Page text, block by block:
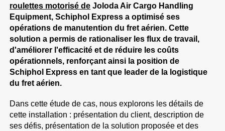
roulettes motorisé de Joloda Air Cargo Handling
Equipment, Schiphol Express a optimisé ses
opérations de manutention du fret aérien. Cette
solution a permis de rationaliser les flux de travail,
d'améliorer l'efficacité et de réduire les coûts
opérationnels, renforçant ainsi la position de
Schiphol Express en tant que leader de la logistique
du fret aérien.
Dans cette étude de cas, nous explorons les détails de
cette installation : présentation du client, description de
ses défis, présentation de la solution proposée et des